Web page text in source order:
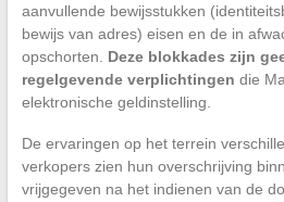
aanvullende bewijsstukken
bewijs van adres) eisen en de in
opschorten. Deze blokkades zijn
regelgevende verplichtingen die
elektronische geldinstelling.
De ervaringen op het terrein
verkopers zien hun overschrijving
vrijgegeven na het indienen van de